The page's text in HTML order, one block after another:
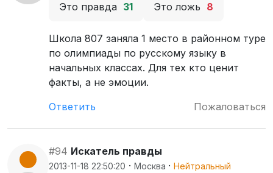
Это правда 31 Это ложь 8
Школа 807 заняла 1 место в районном туре
по олимпиады по русскому языку в
начальных классах. Для тех кто ценит
факты, а не эмоции.
Ответить
Пожаловаться
#94 Искатель правды
2013-11-18 22:50:20 · Москва · Нейтральный